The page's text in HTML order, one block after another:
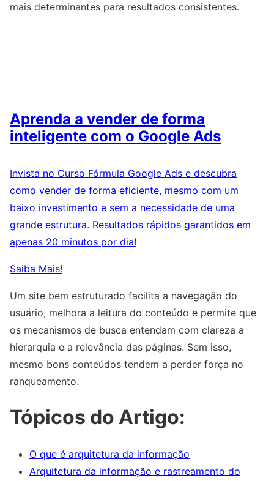
mais determinantes para resultados consistentes.
Aprenda a vender de forma
inteligente com o Google Ads
Invista no Curso Fórmula Google Ads e descubra
como vender de forma eficiente, mesmo com um
baixo investimento e sem a necessidade de uma
grande estrutura. Resultados rápidos garantidos em
apenas 20 minutos por dia!
Saiba Mais!
Um site bem estruturado facilita a navegação do
usuário, melhora a leitura do conteúdo e permite que
os mecanismos de busca entendam com clareza a
hierarquia e a relevância das páginas. Sem isso,
mesmo bons conteúdos tendem a perder força no
ranqueamento.
Tópicos do Artigo:
O que é arquitetura da informação
Arquitetura da informação e rastreamento do